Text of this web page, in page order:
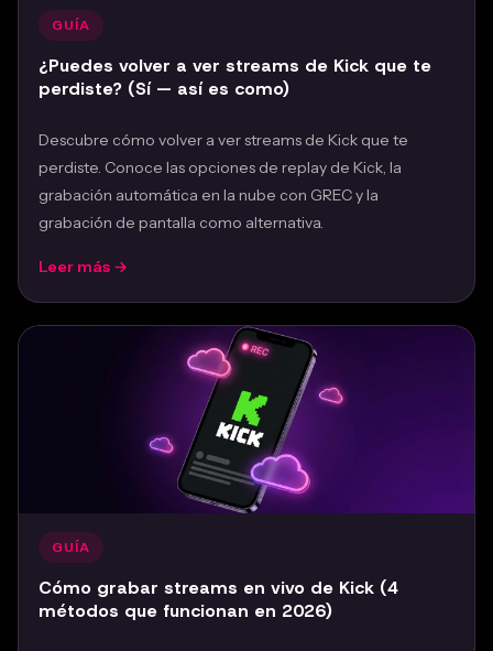
GUÍA
¿Puedes volver a ver streams de Kick que te
perdiste? (Sí — así es como)
Descubre cómo volver a ver streams de Kick que te
perdiste. Conoce las opciones de replay de Kick, la
grabación automática en la nube con GREC y la
grabación de pantalla como alternativa.
Feb 24, 2026
Leer más →
GUÍA
Cómo grabar streams en vivo de Kick (4
métodos que funcionan en 2026)